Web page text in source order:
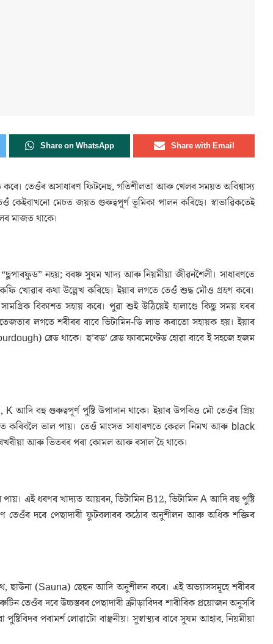
Share on WhatsApp Share with Email
কৰে। তেওঁৰ অসাধাৰণ ফিটনেছ, গতিশীলতা আৰু খেলৰ সময়ত অবিশ্বাস্য
মেচত জয়ত গুৰুত্বপূৰ্ণ ভূমিকা পালন কৰিছে। স্বাভাৱিকতেই
মাজত থাকে।
“ছুপাৰফুড” নহয়; বৰঞ্চ সুষম খাদ্য আৰু নিয়মীয়া জীৱনশৈলী। সাধাৰণতে
খোৱাৰ কথা উল্লেখ কৰিছে। ইয়াৰ লগতে তেওঁ শুদ্ধ মৌও গ্ৰহণ কৰে।
বিকাশত সহায় কৰে। পুৱা শুই উঠিয়েই হালাণ্ডে কিছু সময় ঘৰৰ
লগতে শৰীৰৰ বাবে ভিটামিন-ডি লাভ কৰাতো সহায়ক হয়। ইয়াৰ
ব্ৰেড থাকে। ছ’ৰড’ ব্ৰেড ফাৰমেণ্টেড হোৱা বাবে ই সহজে হজম
K আদি বহু গুৰুত্বপূৰ্ণ পুষ্টি উপাদান থাকে। ইয়াৰ উপৰিও মৌ তেওঁৰ প্ৰিয়
কৰিবলৈ ভাল পায়। তেওঁ মাংসত সাধাৰণতে কেৱল নিমখ আৰু black
আৰু ভিতৰৰ পৰা কোমল আৰু ৰসাল হৈ থাকে।
পায়। এই ধৰণৰ খাদ্যত আয়ৰন, ভিটামিন B12, ভিটামিন A আদি বহু পুষ্টি
তেওঁৰ দৰে পেছাদাৰী ফুটবলাৰৰ কঠোৰ অনুশীলন আৰু অধিক শক্তিৰ
বাথ, ছাউনা (Sauna) ছেছন আদি অনুশীলন কৰে। এই অভ্যাসসমূহে শৰীৰৰ
তেওঁৰ দৰে উচ্চস্তৰৰ পেছাদাৰী ক্ৰীড়াবিদৰ শাৰীৰিক প্ৰয়োজন অনুসৰি
পৰামৰ্শ লোৱাটো বাঞ্ছনীয়। সুস্বাস্থ্যৰ বাবে সুষম আহাৰ, নিয়মীয়া